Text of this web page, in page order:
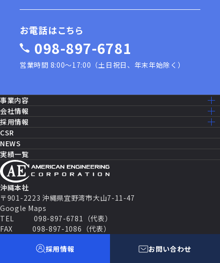
採用情報 お問い合わせ
お電話はこちら
098-897-6781
営業時間 8:00〜17:00（土日祝日、年末年始除く）
沖縄本社
〒901-2223 沖縄県宜野湾市大山7-11-47
Google Maps
TEL
098-897-6781（代表）
FAX
098-897-1086（代表）
事業内容
事業内容一覧
建設工事［米軍基地］
建設工事［公共事業］
機器修理・設備メンテナンス
ITソリューション
消防設備・制御
セールス・マーケティング
セキュリティシステム
パートナー契約
会社情報
ミッション・ビジョン
ごあいさつ
会社概要
沿革
アクセスマップ
グループ企業一覧
採用情報
採用情報トップ
仕事を知る
先輩社員の声
働く環境
福利厚生
数字で見るAEC
キャリアパス
よくある質問
募集要項
CSR
NEWS
実績一覧
プライバシーポリシー
Cookie ポリシー